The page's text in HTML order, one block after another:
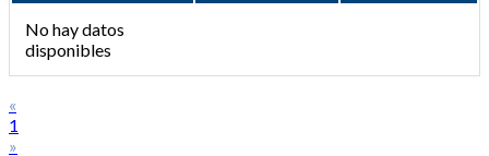
No hay datos
disponibles
«
1
»